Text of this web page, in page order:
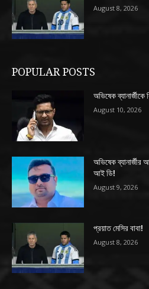
August 8, 2026
POPULAR POSTS
অভিষেক
August 10, 2026
অভিষেক
আই ডি!
August 9, 2026
প্রয়াত মেসির বাবা!
August 8, 2026